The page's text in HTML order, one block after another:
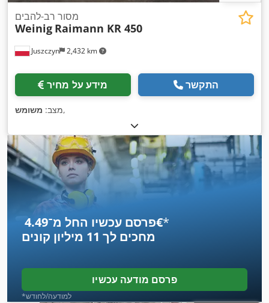
Juszczyn 2,432 km
מסור רב-להבים
Weinig Raimann KR 450
מידע על מחיר התקשר
מצב: משומש ,
פרסם עכשיו החל מ־‏4.49 ‏€*
מחכים לך 11 מיליון קונים
פרסם מודעה עכשיו
*למודעה/לחודש